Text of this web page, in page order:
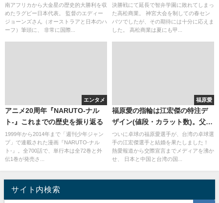
代表の）が大人気！？
南アフリカから大金星の歴史的大勝利を収
めたラグビー日本代表。 監督のエディー
ジョーンズさん（オーストラアと日本のハ
ーフ）筆頭に、 非常に国際...
センバツ甲子園のイケメン選手
は！？
決勝戦にて延長で智弁学園に敗れてしまっ
た高松商業。 神宮大会を制しての春セン
バツでしたが、その期待には十分に応えま
した。 高松商業は夏にも甲...
エンタメ
アニメ20周年『NARUTO-ナル
ト-』これまでの歴史を振り返る
1999年から2014年まで「週刊少年ジャン
プ」で連載された漫画『NARUTO-ナル
ト-』。全700話で、単行本は全72巻と外
伝1巻が発売さ...
福原愛
福原愛の指輪は江宏傑の特注デ
ザイン(値段・カラット数)。父と
は絶縁？(再婚・不仲)。逮捕は悪
い噂
ついに卓球の福原愛選手が、台湾の卓球選
手の江宏傑選手と結婚を果たしました！
熱愛報道から交際宣言までメディアを沸か
せ、 日本と中国と台湾の国...
サイト内検索